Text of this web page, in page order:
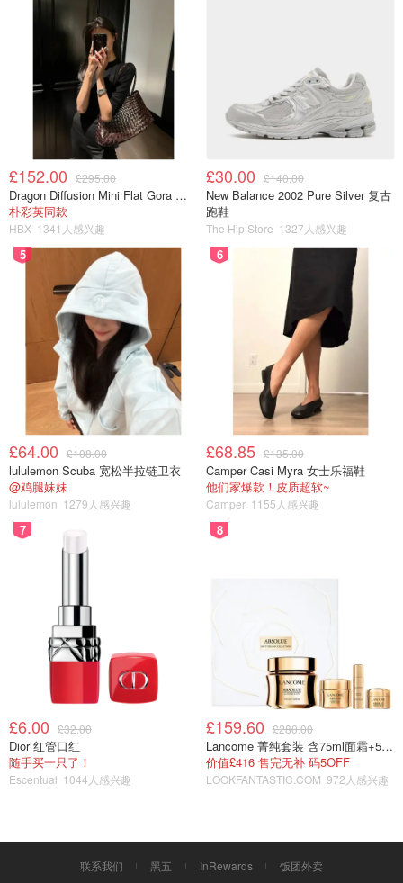
甜蜜合照
£152.00 £295.00
Dragon Diffusion Mini Flat Gora 深棕色手提包
朴彩英同款
HBX 1341人感兴趣
£30.00 £140.00
New Balance 2002 Pure Silver 复古
跑鞋
The Hip Store 1327人感兴趣
5
£64.00 £108.00
lululemon Scuba 宽松半拉链卫衣
@鸡腿妹妹
lululemon 1279人感兴趣
6
£68.85 £135.00
Camper Casi Myra 女士乐福鞋
他们家爆款！皮质超软~
Camper 1155人感兴趣
7
£6.00 £32.00
Dior 红管口红
随手买一只了！
Escentual 1044人感兴趣
8
£159.60 £280.00
Lancome 菁纯套装 含75ml面霜+5ml精华+5ml眼霜
价值£416 售完无补 码5OFF
LOOKFANTASTIC.COM 972人感兴趣
联系我们 黑五 InRewards
饭团外卖